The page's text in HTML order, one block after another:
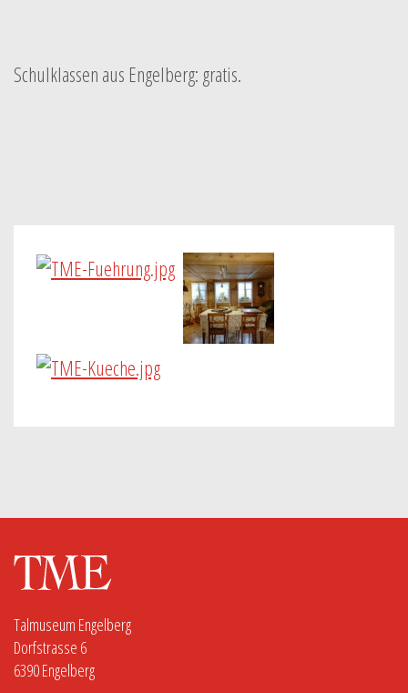
Schulklassen aus Engelberg: gratis.
Talmuseum Engelberg
Dorfstrasse 6
6390 Engelberg